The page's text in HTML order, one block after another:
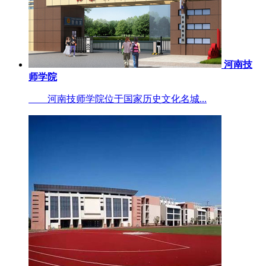
河南技
师学院
河南技师学院位于国家历史文化名城...